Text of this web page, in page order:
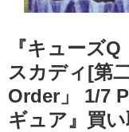
『キューズ
スカディ[第
Order」 ​1/7
ギュア』買